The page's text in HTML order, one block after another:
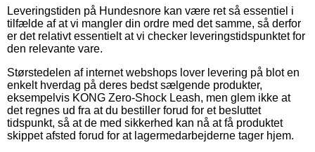
Leveringstiden på Hundesnore kan være ret så essentiel i
tilfælde af at vi mangler din ordre med det samme, så derfor
er det relativt essentielt at vi checker leveringstidspunktet for
den relevante vare.
Størstedelen af internet webshops lover levering på blot en
enkelt hverdag på deres bedst sælgende produkter,
eksempelvis KONG Zero-Shock Leash, men glem ikke at
det regnes ud fra at du bestiller forud for et besluttet
tidspunkt, så at de med sikkerhed kan nå at få produktet
skippet afsted forud for at lagermedarbejderne tager hjem.